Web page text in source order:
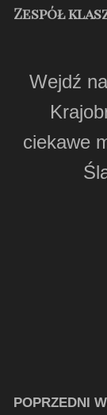
Zespół
Wejdź
ciekawe
POPRZEDNI